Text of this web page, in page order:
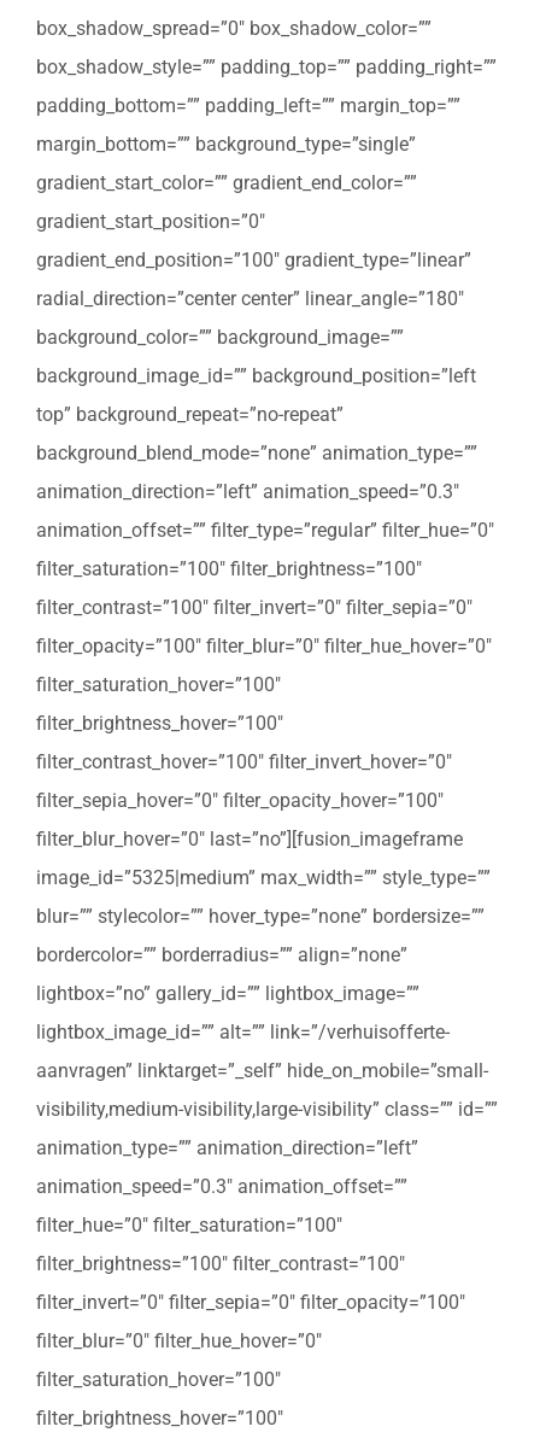
box_shadow_spread=”0″ box_shadow_color=””
box_shadow_style=”” padding_top=”” padding_right=””
padding_bottom=”” padding_left=”” margin_top=””
margin_bottom=”” background_type=”single”
gradient_start_color=”” gradient_end_color=””
gradient_start_position=”0″
gradient_end_position=”100″ gradient_type=”linear”
radial_direction=”center center” linear_angle=”180″
background_color=”” background_image=””
background_image_id=”” background_position=”left
top” background_repeat=”no-repeat”
background_blend_mode=”none” animation_type=””
animation_direction=”left” animation_speed=”0.3″
animation_offset=”” filter_type=”regular” filter_hue=”0″
filter_saturation=”100″ filter_brightness=”100″
filter_contrast=”100″ filter_invert=”0″ filter_sepia=”0″
filter_opacity=”100″ filter_blur=”0″ filter_hue_hover=”0″
filter_saturation_hover=”100″
filter_brightness_hover=”100″
filter_contrast_hover=”100″ filter_invert_hover=”0″
filter_sepia_hover=”0″ filter_opacity_hover=”100″
filter_blur_hover=”0″ last=”no”][fusion_imageframe
image_id=”5325|medium” max_width=”” style_type=””
blur=”” stylecolor=”” hover_type=”none” bordersize=””
bordercolor=”” borderradius=”” align=”none”
lightbox=”no” gallery_id=”” lightbox_image=””
lightbox_image_id=”” alt=”” link=”/verhuisofferte-
aanvragen” linktarget=”_self” hide_on_mobile=”small-
visibility,medium-visibility,large-visibility” class=”” id=””
animation_type=”” animation_direction=”left”
animation_speed=”0.3″ animation_offset=””
filter_hue=”0″ filter_saturation=”100″
filter_brightness=”100″ filter_contrast=”100″
filter_invert=”0″ filter_sepia=”0″ filter_opacity=”100″
filter_blur=”0″ filter_hue_hover=”0″
filter_saturation_hover=”100″
filter_brightness_hover=”100″